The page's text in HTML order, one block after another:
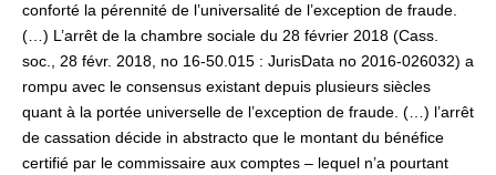
conforté la pérennité de l’universalité de l’exception de fraude.
(…) L’arrêt de la chambre sociale du 28 février 2018 (Cass.
soc., 28 févr. 2018, no 16-50.015 : JurisData no 2016-026032) a
rompu avec le consensus existant depuis plusieurs siècles
quant à la portée universelle de l’exception de fraude. (…) l’arrêt
de cassation décide in abstracto que le montant du bénéfice
certifié par le commissaire aux comptes – lequel n’a pourtant